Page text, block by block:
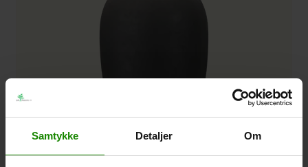
Samtykke Detaljer Om